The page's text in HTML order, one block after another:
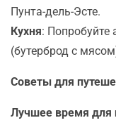
Пунта-дель-Эсте.
Кухня: Попробуйте
(бутерброд с
Советы для
Лучшее время для